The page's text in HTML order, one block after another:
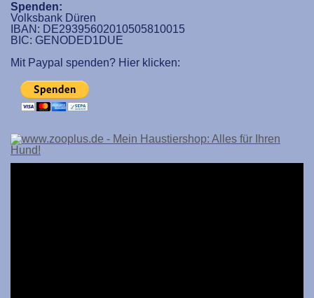
Spenden:
Volksbank Düren
IBAN: DE29395602010505810015
BIC: GENODED1DUE
Mit Paypal spenden? Hier klicken: